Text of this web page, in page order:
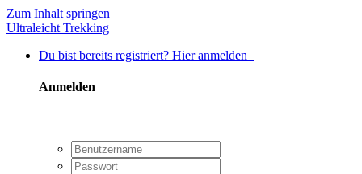
Zum Inhalt springen
Ultraleicht Trekking
Du bist bereits registriert? Hier anmelden
Anmelden